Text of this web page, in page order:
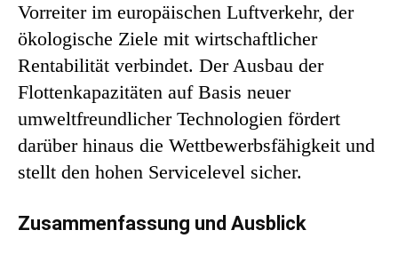
Vorreiter im europäischen Luftverkehr, der
ökologische Ziele mit wirtschaftlicher
Rentabilität verbindet. Der Ausbau der
Flottenkapazitäten auf Basis neuer
umweltfreundlicher Technologien fördert
darüber hinaus die Wettbewerbsfähigkeit und
stellt den hohen Servicelevel sicher.
Zusammenfassung und Ausblick